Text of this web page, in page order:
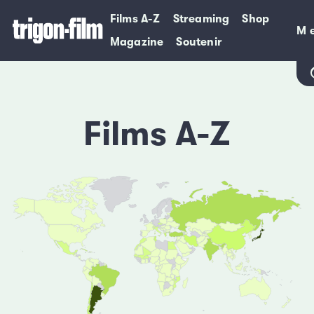
Films A-Z Streaming
Shop
Magazine
Soutenir
Films A-Z